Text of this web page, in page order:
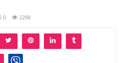
0 2298